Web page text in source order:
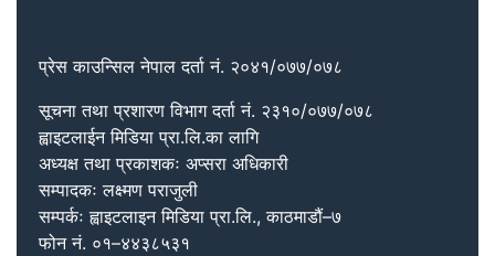
प्रेस काउन्सिल नेपाल दर्ता नं. २०४१/०७७/०७८
सूचना तथा प्रशारण विभाग दर्ता नं. २३१०/०७७/०७८
ह्वाइटलाईन मिडिया प्रा.लि.का लागि
अध्यक्ष तथा प्रकाशकः अप्सरा अधिकारी
सम्पादकः लक्ष्मण पराजुली
सम्पर्कः ह्वाइटलाइन मिडिया प्रा.लि., काठमाडौं–७
फोन नं. ०१–४४३८५३१